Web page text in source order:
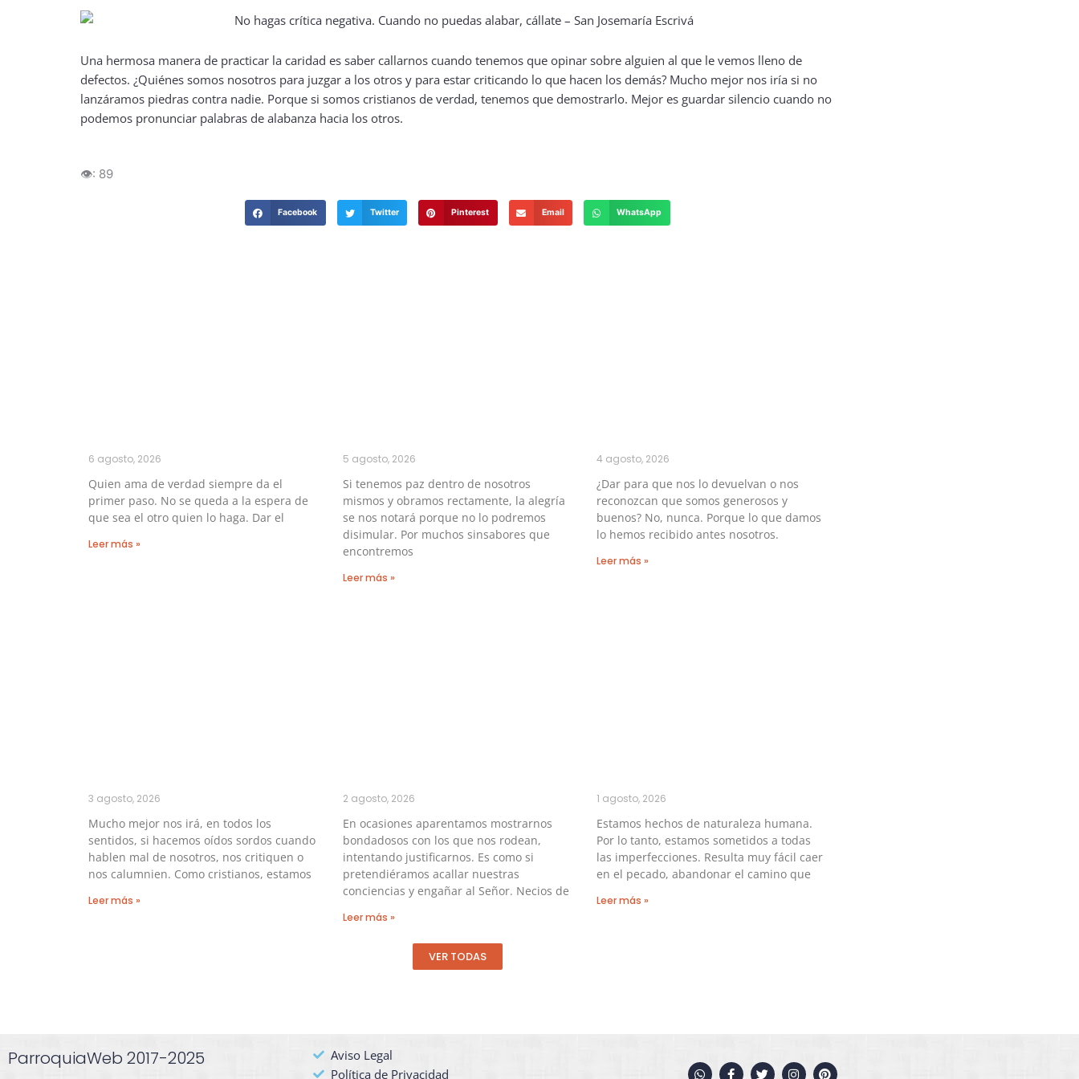
Una hermosa manera de practicar la caridad es saber callarnos cuando tenemos que opinar sobre alguien al que le vemos lleno de
defectos. ¿Quiénes somos nosotros para juzgar a los otros y para estar criticando lo que hacen los demás? Mucho mejor nos iría si no
lanzáramos piedras contra nadie. Porque si somos cristianos de verdad, tenemos que demostrarlo. Mejor es guardar silencio cuando no
podemos pronunciar palabras de alabanza hacia los otros.
👁️: 89
Facebook Twitter Pinterest Email WhatsApp
6 agosto, 2026
Quien ama de verdad siempre da el
primer paso. No se queda a la espera de
que sea el otro quien lo haga. Dar el
Leer más »
5 agosto, 2026
Si tenemos paz dentro de nosotros
mismos y obramos rectamente, la alegría
se nos notará porque no lo podremos
disimular. Por muchos sinsabores que
encontremos
Leer más »
4 agosto, 2026
¿Dar para que nos lo devuelvan o nos
reconozcan que somos generosos y
buenos? No, nunca. Porque lo que damos
lo hemos recibido antes nosotros.
Leer más »
3 agosto, 2026
Mucho mejor nos irá, en todos los
sentidos, si hacemos oídos sordos cuando
hablen mal de nosotros, nos critiquen o
nos calumnien. Como cristianos, estamos
Leer más »
2 agosto, 2026
En ocasiones aparentamos mostrarnos
bondadosos con los que nos rodean,
intentando justificarnos. Es como si
pretendiéramos acallar nuestras
conciencias y engañar al Señor. Necios de
Leer más »
1 agosto, 2026
Estamos hechos de naturaleza humana.
Por lo tanto, estamos sometidos a todas
las imperfecciones. Resulta muy fácil caer
en el pecado, abandonar el camino que
Leer más »
VER TODAS
ParroquiaWeb 2017-2025
Aviso Legal
Política de Privacidad
W F T I P